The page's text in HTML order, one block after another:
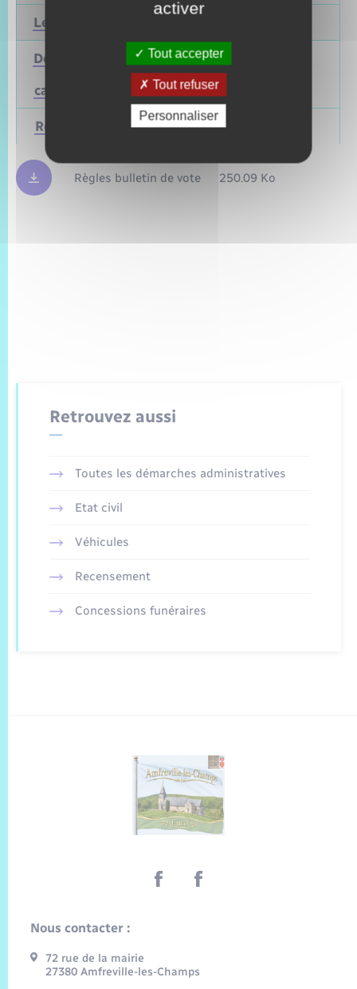
Législatives
Départementales
cantonales)
Mars 2028
Régionales Mars 2028
Règles bulletin de vote 250.09 Ko
Retrouvez aussi
Toutes les démarches administratives
Etat civil
Véhicules
Recensement
Concessions funéraires
Nous contacter :
72 rue de la mairie
27380 Amfreville-les-Champs
activer
Tout accepter
Tout refuser
Personnaliser